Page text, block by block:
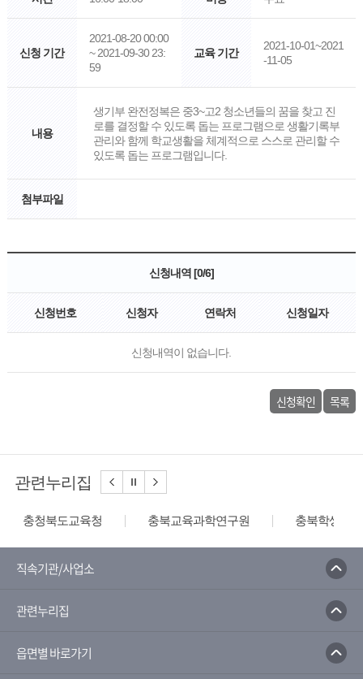
신청 기간
2021-08-20 00:00
~ 2021-09-30 23:
59
교육 기간
2021-10-01~2021
-11-05
내용
생기부 완전정복은 중3~고2 청소년들의 꿈을 찾고 진
로를 결정할 수 있도록 돕는 프로그램으로 생활기록부
관리와 함께 학교생활을 체계적으로 스스로 관리할 수
있도록 돕는 프로그램입니다.
첨부파일
신청내역 [0/6]
신청번호 신청자 연락처 신청일자
신청내역이 없습니다.
신청확인 목록
관련누리집
충청북도교육청 충북교육과학연구원 충북학생교
직속기관/사업소
관련누리집
읍면별 바로가기